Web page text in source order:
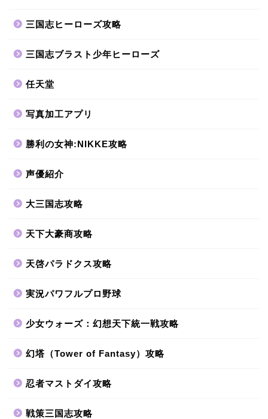
三国志ヒーローズ攻略
三国志ブラスト少年ヒーローズ
任天堂
写真加工アプリ
勝利の女神:NIKKE攻略
声優紹介
大三国志攻略
天下大豪商攻略
天啓パラドクス攻略
実況パワフルプロ野球
少女ウォーズ：幻想天下統一戦攻略
幻塔（Tower of Fantasy）攻略
忍者マストダイ攻略
戦策三国志攻略